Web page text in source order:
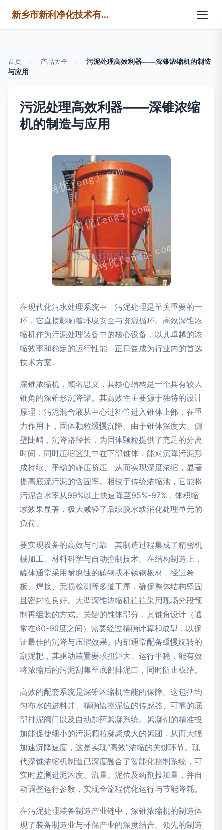
新乡市新利净化技术有限公司
首页 产品大全
污泥处理高效利器——深锥浓缩机的制造
与应用
污泥处理高效利器——深锥浓缩
机的制造与应用
在现代化污水处理系统中，污泥处理是至关重要的一
环，它直接影响着环境安全与资源循环。高效深锥浓
缩机作为污泥处理装备中的核心设备，以其卓越的浓
缩效率和稳定的运行性能，正日益成为行业内的首选
技术方案。
深锥浓缩机，顾名思义，其核心结构是一个具有较大
锥角的深锥形沉降罐。其高效性主要源于独特的设计
原理：污泥混合液从中心进料管进入锥体上部，在重
力作用下，固体颗粒缓慢沉降。由于锥体深度大、侧
壁陡峭，沉降路径长，为固体颗粒提供了充足的分离
时间，同时压缩区集中在下部锥体，能对沉降污泥形
成持续、平稳的静压挤压，从而实现深度浓缩，显著
提高底流污泥的含固率。相较于传统浓缩池，它能将
污泥含水率从99%以上快速降至95%-97%，体积缩
减效果显著，极大减轻了后续脱水或消化处理单元的
负荷。
要实现设备的高效与可靠，其制造过程集成了精密机
械加工、材料科学与自动控制技术。在结构制造上，
罐体通常采用耐腐蚀的碳钢或不锈钢板材，经过卷
板、焊接、无损检测等多道工序，确保整体结构坚固
且密封性良好。大型深锥浓缩机往往采用现场分段预
制再组装的方式。关键的锥体部分，其锥角设计（通
常在60-90度之间）需要经过精确计算和成型，以保
证最佳的沉降与压缩效果。内部通常配备缓慢旋转的
刮泥耙，其驱动装置要求扭矩大、运行平稳，能有效
将浓缩后的污泥刮集至底部排泥口，同时防止板结。
高效的配套系统是深锥浓缩机性能的保障。这包括均
匀布水的进料井、精确监控泥位的传感器、可靠的底
部排泥阀门以及自动加药絮凝系统。絮凝剂的精准投
加能促使细小的污泥颗粒凝聚成大的絮团，从而大幅
加速沉降速度，这是实现“高效”浓缩的关键环节。现
代深锥浓缩机制造已深度融合了智能化控制系统，可
实时监测进泥浓度、流量、泥位及药剂投加量，并自
动调整运行参数，实现全流程优化运行与节能降耗。
在污泥处理装备制造产业链中，深锥浓缩机的制造体
现了装备制造业与环保产业的深度结合。领先的制造